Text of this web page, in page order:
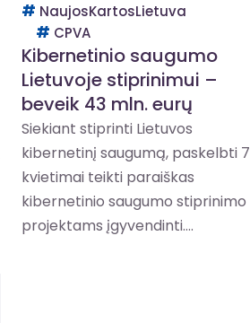
NaujosKartosLietuva
CPVA
Kibernetinio saugumo
Lietuvoje stiprinimui –
beveik 43 mln. eurų
Siekiant stiprinti Lietuvos
kibernetinį saugumą, paskelbti 7
kvietimai teikti paraiškas
kibernetinio saugumo stiprinimo
projektams įgyvendinti....